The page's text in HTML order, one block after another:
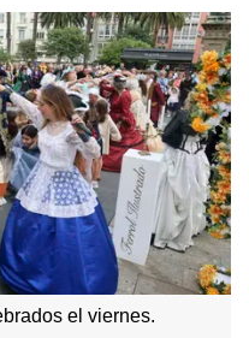
el viernes.